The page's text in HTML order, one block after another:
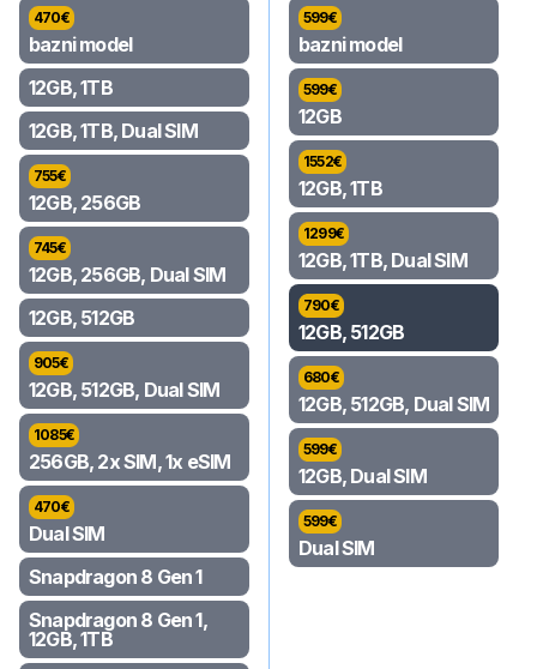
470€
bazni model
12GB, 1TB
12GB, 1TB, Dual SIM
755€
12GB, 256GB
745€
12GB, 256GB, Dual SIM
12GB, 512GB
905€
12GB, 512GB, Dual SIM
1085€
256GB, 2x SIM, 1x eSIM
470€
Dual SIM
Snapdragon 8 Gen 1
Snapdragon 8 Gen 1,
12GB, 1TB
599€
bazni model
599€
12GB
1552€
12GB, 1TB
1299€
12GB, 1TB, Dual SIM
790€
12GB, 512GB
680€
12GB, 512GB, Dual SIM
599€
12GB, Dual SIM
599€
Dual SIM